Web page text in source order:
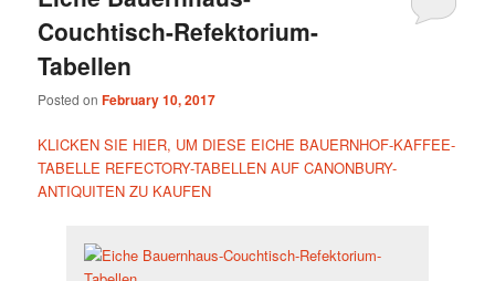
Couchtisch-Refektorium-
Tabellen
Posted onFebruary 10, 2017
KLICKEN SIE HIER, UM DIESE EICHE BAUERNHOF-KAFFEE-
TABELLE REFECTORY-TABELLEN AUF CANONBURY-
ANTIQUITEN ZU KAUFEN